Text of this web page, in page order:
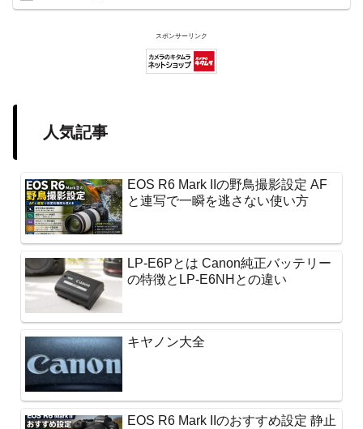
スポンサーリンク
人気記事
EOS R6 Mark IIの野鳥撮影設定 AF
と連写で一瞬を逃さない使い方
LP-E6Pとは Canon純正バッテリー
の特徴とLP-E6NHとの違い
キヤノン大全
EOS R6 Mark IIのおすすめ設定 静止